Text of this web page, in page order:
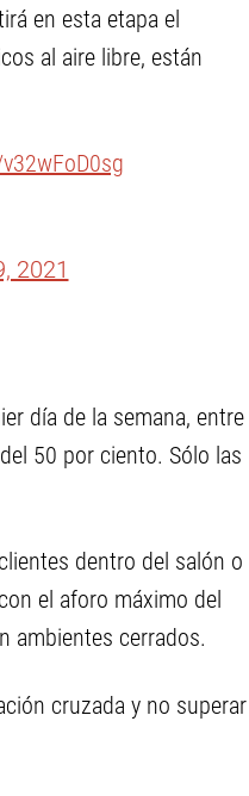
en esta etapa el
al aire libre, están
2021
día de la semana, entre
50 por ciento. Sólo las
dentro del salón o
el aforo máximo del
ambientes cerrados.
cruzada y no superar